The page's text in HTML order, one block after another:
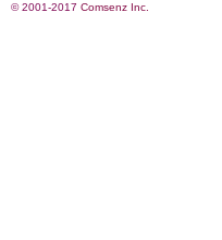
© 2001-2017 Comsenz Inc.